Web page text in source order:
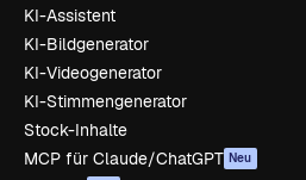
KI-Assistent
KI-Bildgenerator
KI-Videogenerator
KI-Stimmengenerator
Stock-Inhalte
MCP für Claude/ChatGPT Neu